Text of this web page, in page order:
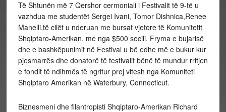
Të Shtunën më 7 Qershor cermoniali i Festivalit të 9-të u
vazhdua me studentët Sergei Ivani, Tomor Dishnica,Renee
Manelli,të cilët u nderuan me bursat vjetore të Komunitetit
Shqiptaro-Amerikan, me nga $500 secili. Fryma e bujarisë
dhe e bashkëpunimit në Festival u bë edhe më e bukur kur
pjesmarrës dhe donatorë të festivalit bënë të mundur rritjen
e fondit të ndihmës të ngritur prej vitesh nga Komuniteti
Shqiptaro Amerikan në Waterbury, Connecticut.
Biznesmeni dhe filantropisti Shqiptaro-Amerikan Richard